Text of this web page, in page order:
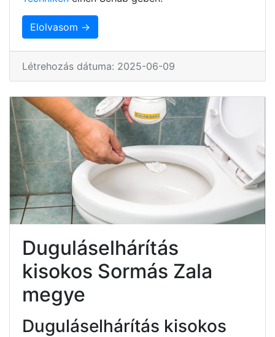
Elolvasom →
Létrehozás dátuma: 2025-06-09
Duguláselhárítás
kisokos Sormás Zala
megye
Duguláselhárítás kisokos